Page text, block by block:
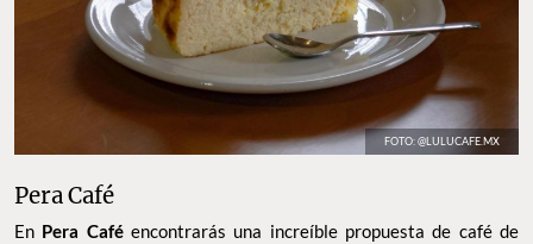
FOTO: @LULUCAFE.MX
Pera Café
En Pera Caféencontrarás una increíble propuesta de café de